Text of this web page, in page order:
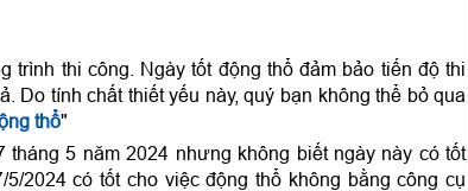
trình thi công. Ngày tốt động thổ đảm bảo tiến độ thi
Do tính chất thiết yếu này, quý bạn không thể bỏ qua
thổ"
5 năm 2024 nhưng không biết ngày này có tốt
2024 có tốt cho việc động thổ không bằng công cụ